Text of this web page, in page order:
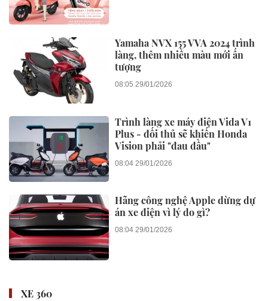
Yamaha NVX 155 VVA 2024 trình
làng, thêm nhiều màu mới ấn
tượng
08:05 29/01/2026
Trình làng xe máy điện Vida V1
Plus - đối thủ sẽ khiến Honda
Vision phải "đau đầu"
08:04 29/01/2026
Hãng công nghệ Apple dừng dự
án xe điện vì lý do gì?
08:04 29/01/2026
XE 360